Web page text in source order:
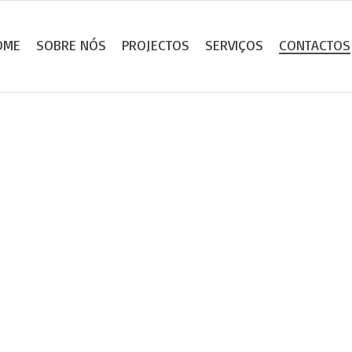
SOBRE NÓS PROJECTOS SERVIÇOS CONTACTOS